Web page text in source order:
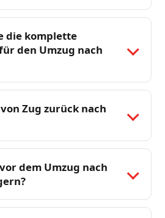
die komplette
den Umzug nach
von Zug zurück nach
dem Umzug nach